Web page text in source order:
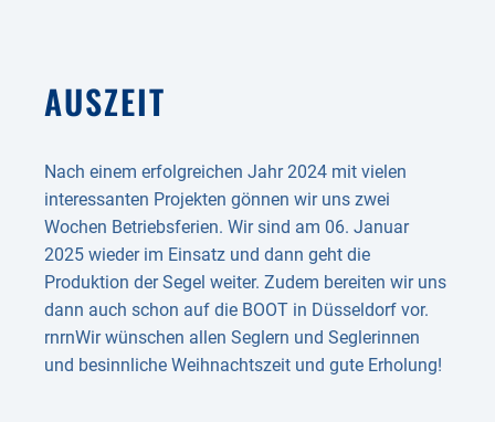
AUSZEIT
Nach einem erfolgreichen Jahr 2024 mit vielen
interessanten Projekten gönnen wir uns zwei
Wochen Betriebsferien. Wir sind am 06. Januar
2025 wieder im Einsatz und dann geht die
Produktion der Segel weiter. Zudem bereiten wir uns
dann auch schon auf die BOOT in Düsseldorf vor.
rnrnWir wünschen allen Seglern und Seglerinnen
und besinnliche Weihnachtszeit und gute Erholung!